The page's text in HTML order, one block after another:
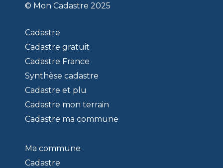
© Mon Cadastre 2025
Cadastre
Cadastre gratuit
Cadastre France
Synthèse cadastre
Cadastre et plu
Cadastre mon terrain
Cadastre ma commune
Ma commune
Cadastre